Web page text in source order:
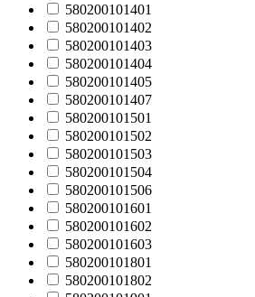
580200101401
580200101402
580200101403
580200101404
580200101405
580200101407
580200101501
580200101502
580200101503
580200101504
580200101506
580200101601
580200101602
580200101603
580200101801
580200101802